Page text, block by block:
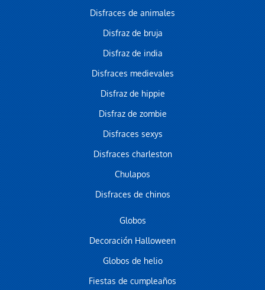
Disfraces de animales
Disfraz de bruja
Disfraz de india
Disfraces medievales
Disfraz de hippie
Disfraz de zombie
Disfraces sexys
Disfraces charleston
Chulapos
Disfraces de chinos
Globos
Decoración Halloween
Globos de helio
Fiestas de cumpleaños